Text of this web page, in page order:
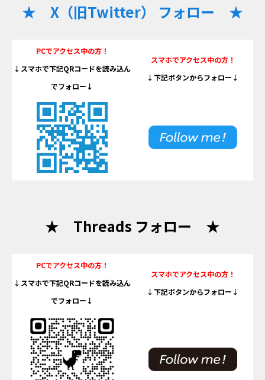
★ X（旧Twitter） フォロー ★
PCでアクセス中の方！
↓スマホで下記QRコードを読み込ん
でフォロー↓
スマホでアクセス中の方！
↓下記ボタンからフォロー↓
★ Threads フォロー ★
PCでアクセス中の方！
↓スマホで下記QRコードを読み込ん
でフォロー↓
スマホでアクセス中の方！
↓下記ボタンからフォロー↓